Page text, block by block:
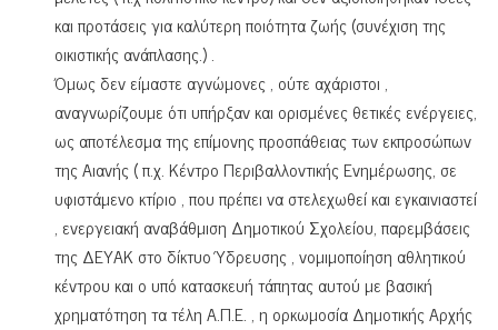
και προτάσεις για καλύτερη ποιότητα ζωής (συνέχιση της
οικιστικής ανάπλασης.) .
Όμως δεν είμαστε αγνώμονες , ούτε αχάριστοι ,
αναγνωρίζουμε ότι υπήρξαν και ορισμένες θετικές ενέργειες,
ως αποτέλεσμα της επίμονης προσπάθειας των εκπροσώπων
της Αιανής ( π.χ. Κέντρο Περιβαλλοντικής Ενημέρωσης, σε
υφιστάμενο κτίριο , που πρέπει να στελεχωθεί και εγκαινιαστεί
, ενεργειακή αναβάθμιση Δημοτικού Σχολείου, παρεμβάσεις
της ΔΕΥΑΚ στο δίκτυο Ύδρευσης , νομιμοποίηση αθλητικού
κέντρου και ο υπό κατασκευή τάπητας αυτού με βασική
χρηματότηση τα τέλη Α.Π.Ε. , η ορκωμοσία Δημοτικής Αρχής